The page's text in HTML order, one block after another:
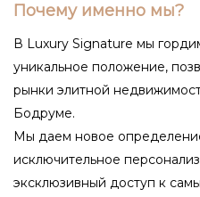
Почему именно мы?
В Luxury Signature мы
уникальное положение,
рынки элитной
Бодруме.
Мы даем новое
исключительное
эксклюзивный доступ к